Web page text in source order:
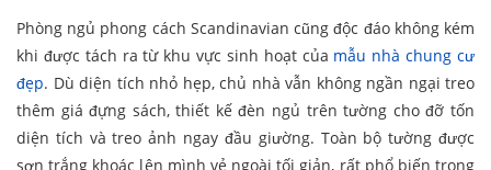
Phòng ngủ phong cách Scandinavian cũng độc đáo không kém
khi được tách ra từ khu vực sinh hoạt của mẫu nhà chung cư
đẹp. Dù diện tích nhỏ hẹp, chủ nhà vẫn không ngần ngại treo
thêm giá đựng sách, thiết kế đèn ngủ trên tường cho đỡ tốn
diện tích và treo ảnh ngay đầu giường. Toàn bộ tường được
sơn trắng khoác lên mình vẻ ngoài tối giản, rất phổ biến trong